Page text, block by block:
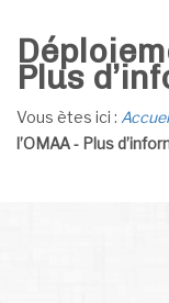
Plus
Vous ètes ici :
l’OMAA - Plus